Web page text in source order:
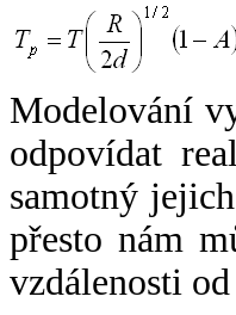
Modelování
odpovídat
samotný
přesto nám
vzdálenosti